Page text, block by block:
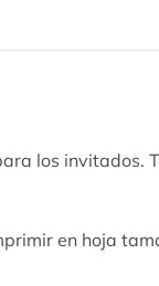
los invitados.
en hoja